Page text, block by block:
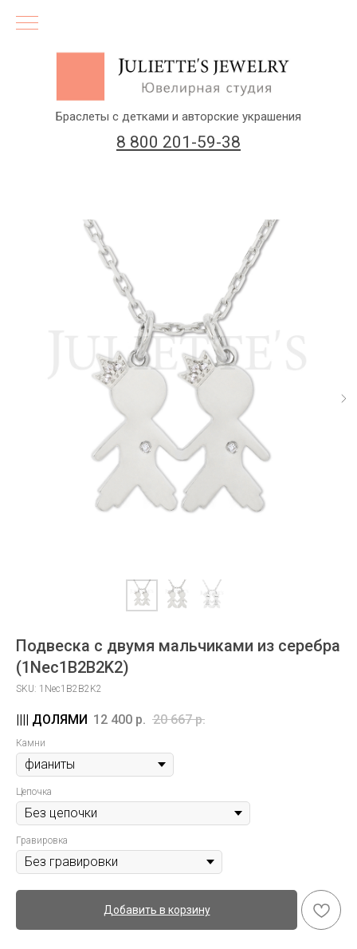
Заказать звонок
8 800 201-59-38
(бесплатный звонок по России)
Браслеты с детками и авторские украшения
Подвеска с двумя мальчиками из серебра
(1Nec1B2B2K2)
SKU: 1Nec1B2B2K2
12 400 р. 20 667 р.
Камни
Цепочка
Гравировка
Добавить в корзину